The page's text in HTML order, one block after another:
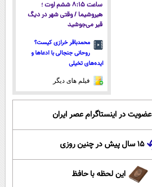
ساعت ۸:۱۵ ششم اوت ؛
هیروشیما / وقتی شهر در دیگ
قیر می‌جوشید
محمدباقر خرازی کیست؟
روحانی جنجالی با ادعاها و
ایده‌های تخیلی
فیلم های دیگر
عضویت در اینستاگرام عصر ایران
۱۵ سال پیش در چنین روزی
این لحظه با حافظ